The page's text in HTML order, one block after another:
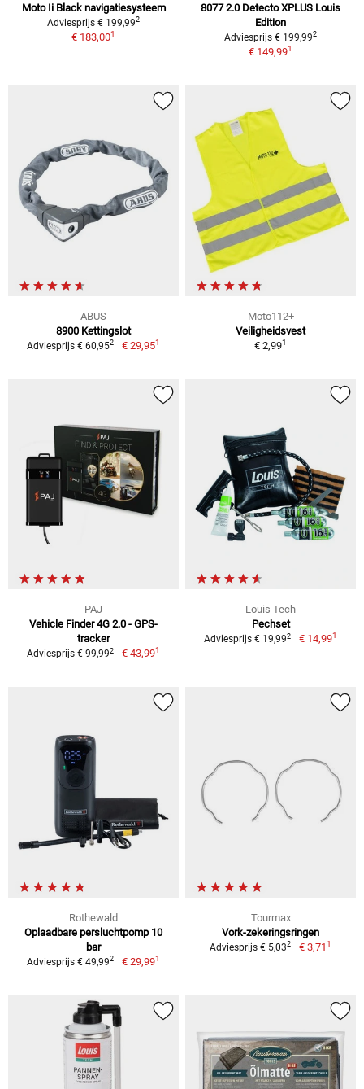
Moto Ii Black navigatiesysteem
Adviesprijs € 199,992
€ 183,001
8077 2.0 Detecto XPLUS Louis
Edition
Adviesprijs € 199,992
€ 149,991
ABUS
8900 Kettingslot
Adviesprijs € 60,952 € 29,951
Moto112+
Veiligheidsvest
€ 2,991
PAJ
Vehicle Finder 4G 2.0 - GPS-
tracker
Adviesprijs € 99,992 € 43,991
Louis Tech
Pechset
Adviesprijs € 19,992 € 14,991
Rothewald
Oplaadbare persluchtpomp 10
bar
Adviesprijs € 49,992 € 29,991
Tourmax
Vork-zekeringsringen
Adviesprijs € 5,032 € 3,711